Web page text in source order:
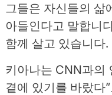
그들은 자신들의 삶
아들인다고 말합니
함께 살고 있습니다.
키아나는 CNN과의
곁에 있기를 바랐다